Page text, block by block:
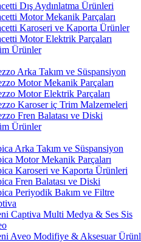
Dış Aydınlatma Ürünleri
Motor Mekanik Parçaları
Karoseri ve Kaporta Ürünler
Motor Elektrik Parçaları
Ürünler
Arka Takım ve Süspansiyon
Motor Mekanik Parçaları
Motor Elektrik Parçaları
Karoser iç Trim Malzemeleri
Fren Balatası ve Diski
Ürünler
Arka Takım ve Süspansiyon
Motor Mekanik Parçaları
Karoseri ve Kaporta Ürünleri
Fren Balatası ve Diski
Periyodik Bakım ve Filtre
Captiva Multi Medya & Ses Sis
Aveo Modifiye & Aksesuar Ürünl